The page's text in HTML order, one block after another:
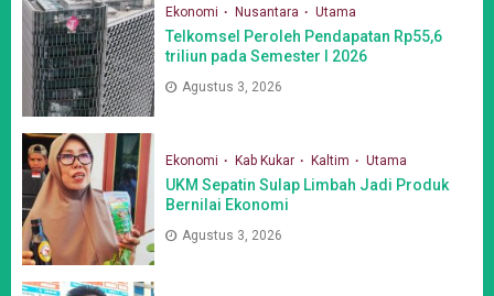
Ekonomi Nusantara Utama
Telkomsel Peroleh Pendapatan Rp55,6
triliun pada Semester I 2026
Agustus 3, 2026
Ekonomi Kab Kukar Kaltim Utama
UKM Sepatin Sulap Limbah Jadi Produk
Bernilai Ekonomi
Agustus 3, 2026